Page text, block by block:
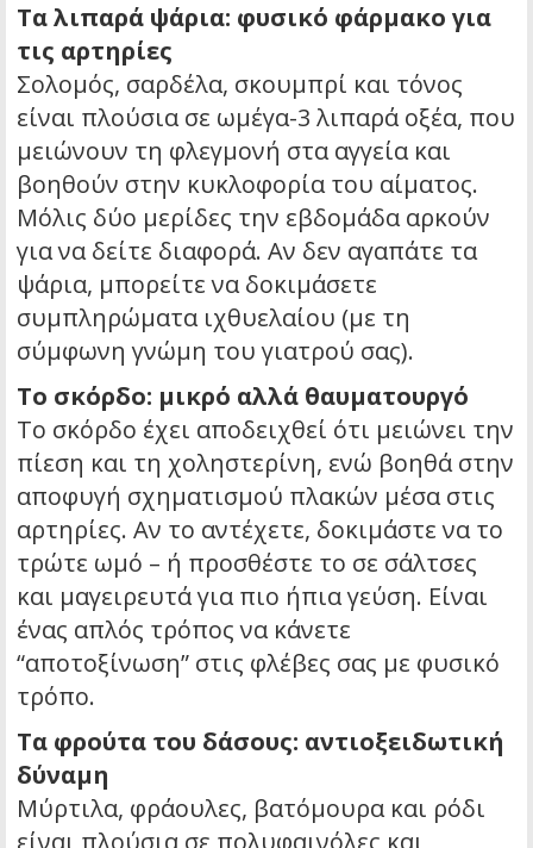
Τα λιπαρά ψάρια: φυσικό φάρμακο για
τις αρτηρίες
Σολομός, σαρδέλα, σκουμπρί και τόνος
είναι πλούσια σε ωμέγα-3 λιπαρά οξέα, που
μειώνουν τη φλεγμονή στα αγγεία και
βοηθούν στην κυκλοφορία του αίματος.
Μόλις δύο μερίδες την εβδομάδα αρκούν
για να δείτε διαφορά. Αν δεν αγαπάτε τα
ψάρια, μπορείτε να δοκιμάσετε
συμπληρώματα ιχθυελαίου (με τη
σύμφωνη γνώμη του γιατρού σας).
Το σκόρδο: μικρό αλλά θαυματουργό
Το σκόρδο έχει αποδειχθεί ότι μειώνει την
πίεση και τη χοληστερίνη, ενώ βοηθά στην
αποφυγή σχηματισμού πλακών μέσα στις
αρτηρίες. Αν το αντέχετε, δοκιμάστε να το
τρώτε ωμό – ή προσθέστε το σε σάλτσες
και μαγειρευτά για πιο ήπια γεύση. Είναι
ένας απλός τρόπος να κάνετε
“αποτοξίνωση” στις φλέβες σας με φυσικό
τρόπο.
Τα φρούτα του δάσους: αντιοξειδωτική
δύναμη
Μύρτιλα, φράουλες, βατόμουρα και ρόδι